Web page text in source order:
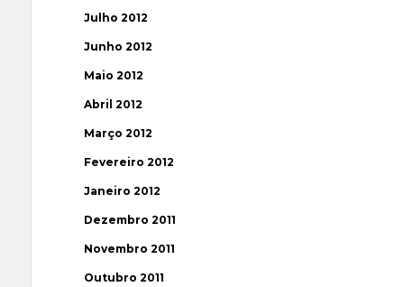
Julho 2012
Junho 2012
Maio 2012
Abril 2012
Março 2012
Fevereiro 2012
Janeiro 2012
Dezembro 2011
Novembro 2011
Outubro 2011